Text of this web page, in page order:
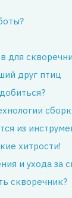
для
друг птиц
из
хитрости!
и ухода за
скворечник?